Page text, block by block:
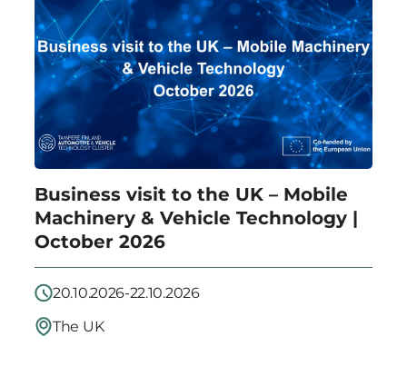
TAKK
Business visit to the UK – Mobile
Machinery & Vehicle Technology |
October 2026
20.10.2026-22.10.2026
The UK